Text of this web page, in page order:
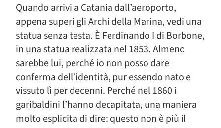
Quando arrivi a Catania dall’aeroporto,
appena superi gli Archi della Marina, vedi una
statua senza testa. È Ferdinando I di Borbone,
in una statua realizzata nel 1853. Almeno
sarebbe lui, perché io non posso dare
conferma dell’identità, pur essendo nato e
vissuto lì per decenni. Perché nel 1860 i
garibaldini l’hanno decapitata, una maniera
molto esplicita di dire: questo non è più il